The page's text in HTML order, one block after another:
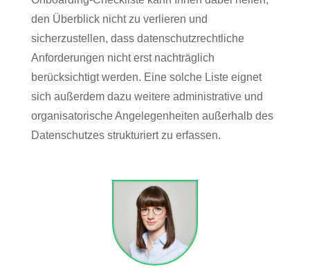
den Überblick nicht zu verlieren und
sicherzustellen, dass datenschutzrechtliche
Anforderungen nicht erst nachträglich
berücksichtigt werden. Eine solche Liste eignet
sich außerdem dazu weitere administrative und
organisatorische Angelegenheiten außerhalb des
Datenschutzes strukturiert zu erfassen.